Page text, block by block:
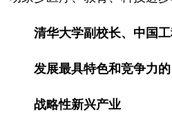
清华大学副校长、中国
发展最具特色和竞争力的
战略性新兴产业